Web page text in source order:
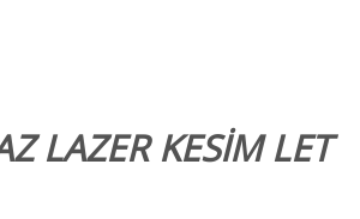
LAZER KESİM LET